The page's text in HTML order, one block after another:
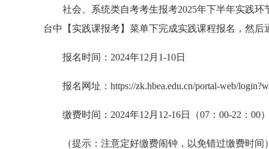
社会、系统类自考考生报考2025年下半年实践
台中【实践课报考】菜单下完成实践课程报名，然
报名时间：2024年12月1-10日
报名网址：https://zk.hbea.edu.cn/portal-web/
缴费时间：2024年12月12-16日（07：00-22：00
（提示：注意定好缴费闹钟，以免错过缴费时间